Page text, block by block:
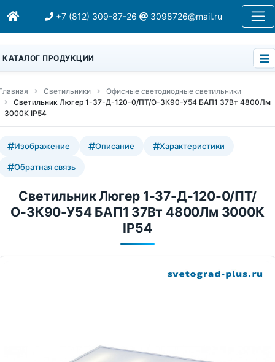
+7 (812) 309-87-26 3098726@mail.ru
КАТАЛОГ ПРОДУКЦИИ
Светильники
Офисные светодиодные светильники
Светильник Люгер 1-37-Д-120-0/ПТ/О-3К90-У54 БАП1 37Вт 4800Лм
3000К IP54
Изображение Описание Характеристики
Обратная связь
Светильник Люгер 1-37-Д-120-0/ПТ/
О-3К90-У54 БАП1 37Вт 4800Лм 3000К
IP54